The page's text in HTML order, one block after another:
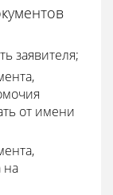
заявителя;
от имени
на